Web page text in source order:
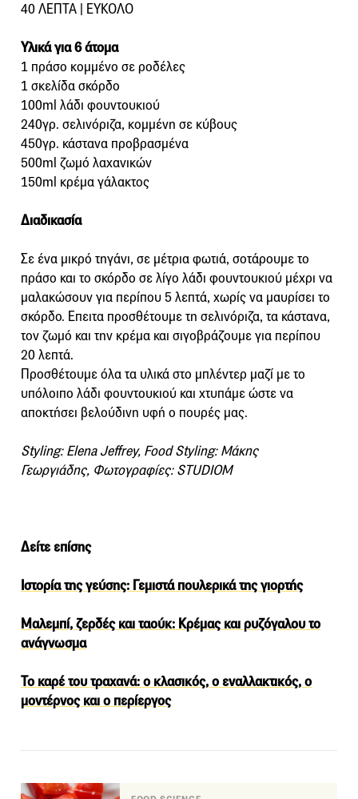
40 ΛΕΠΤΑ | ΕΥΚΟΛΟ
Υλικά για 6 άτομα
1 πράσο κομμένο σε ροδέλες
1 σκελίδα σκόρδο
100ml λάδι φουντουκιού
240γρ. σελινόριζα, κομμένη σε κύβους
450γρ. κάστανα προβρασμένα
500ml ζωμό λαχανικών
150ml κρέμα γάλακτος
Διαδικασία
Σε ένα μικρό τηγάνι, σε μέτρια φωτιά, σοτάρουμε το
πράσο και το σκόρδο σε λίγο λάδι φουντουκιού μέχρι να
μαλακώσουν για περίπου 5 λεπτά, χωρίς να μαυρίσει το
σκόρδο. Επειτα προσθέτουμε τη σελινόριζα, τα κάστανα,
τον ζωμό και την κρέμα και σιγοβράζουμε για περίπου
20 λεπτά.
Προσθέτουμε όλα τα υλικά στο μπλέντερ μαζί με το
υπόλοιπο λάδι φουντουκιού και χτυπάμε ώστε να
αποκτήσει βελούδινη υφή ο πουρές μας.
Styling: Elena Jeffrey, Food Styling: Μάκης
Γεωργιάδης, Φωτογραφίες: STUDIOM
Δείτε επίσης
Ιστορία της γεύσης: Γεμιστά πουλερικά της γιορτής
Μαλεμπί, ζερδές και ταούκ: Κρέμας και ρυζόγαλου το
ανάγνωσμα
Το καρέ του τραχανά: ο κλασικός, ο εναλλακτικός, ο
μοντέρνος και ο περίεργος